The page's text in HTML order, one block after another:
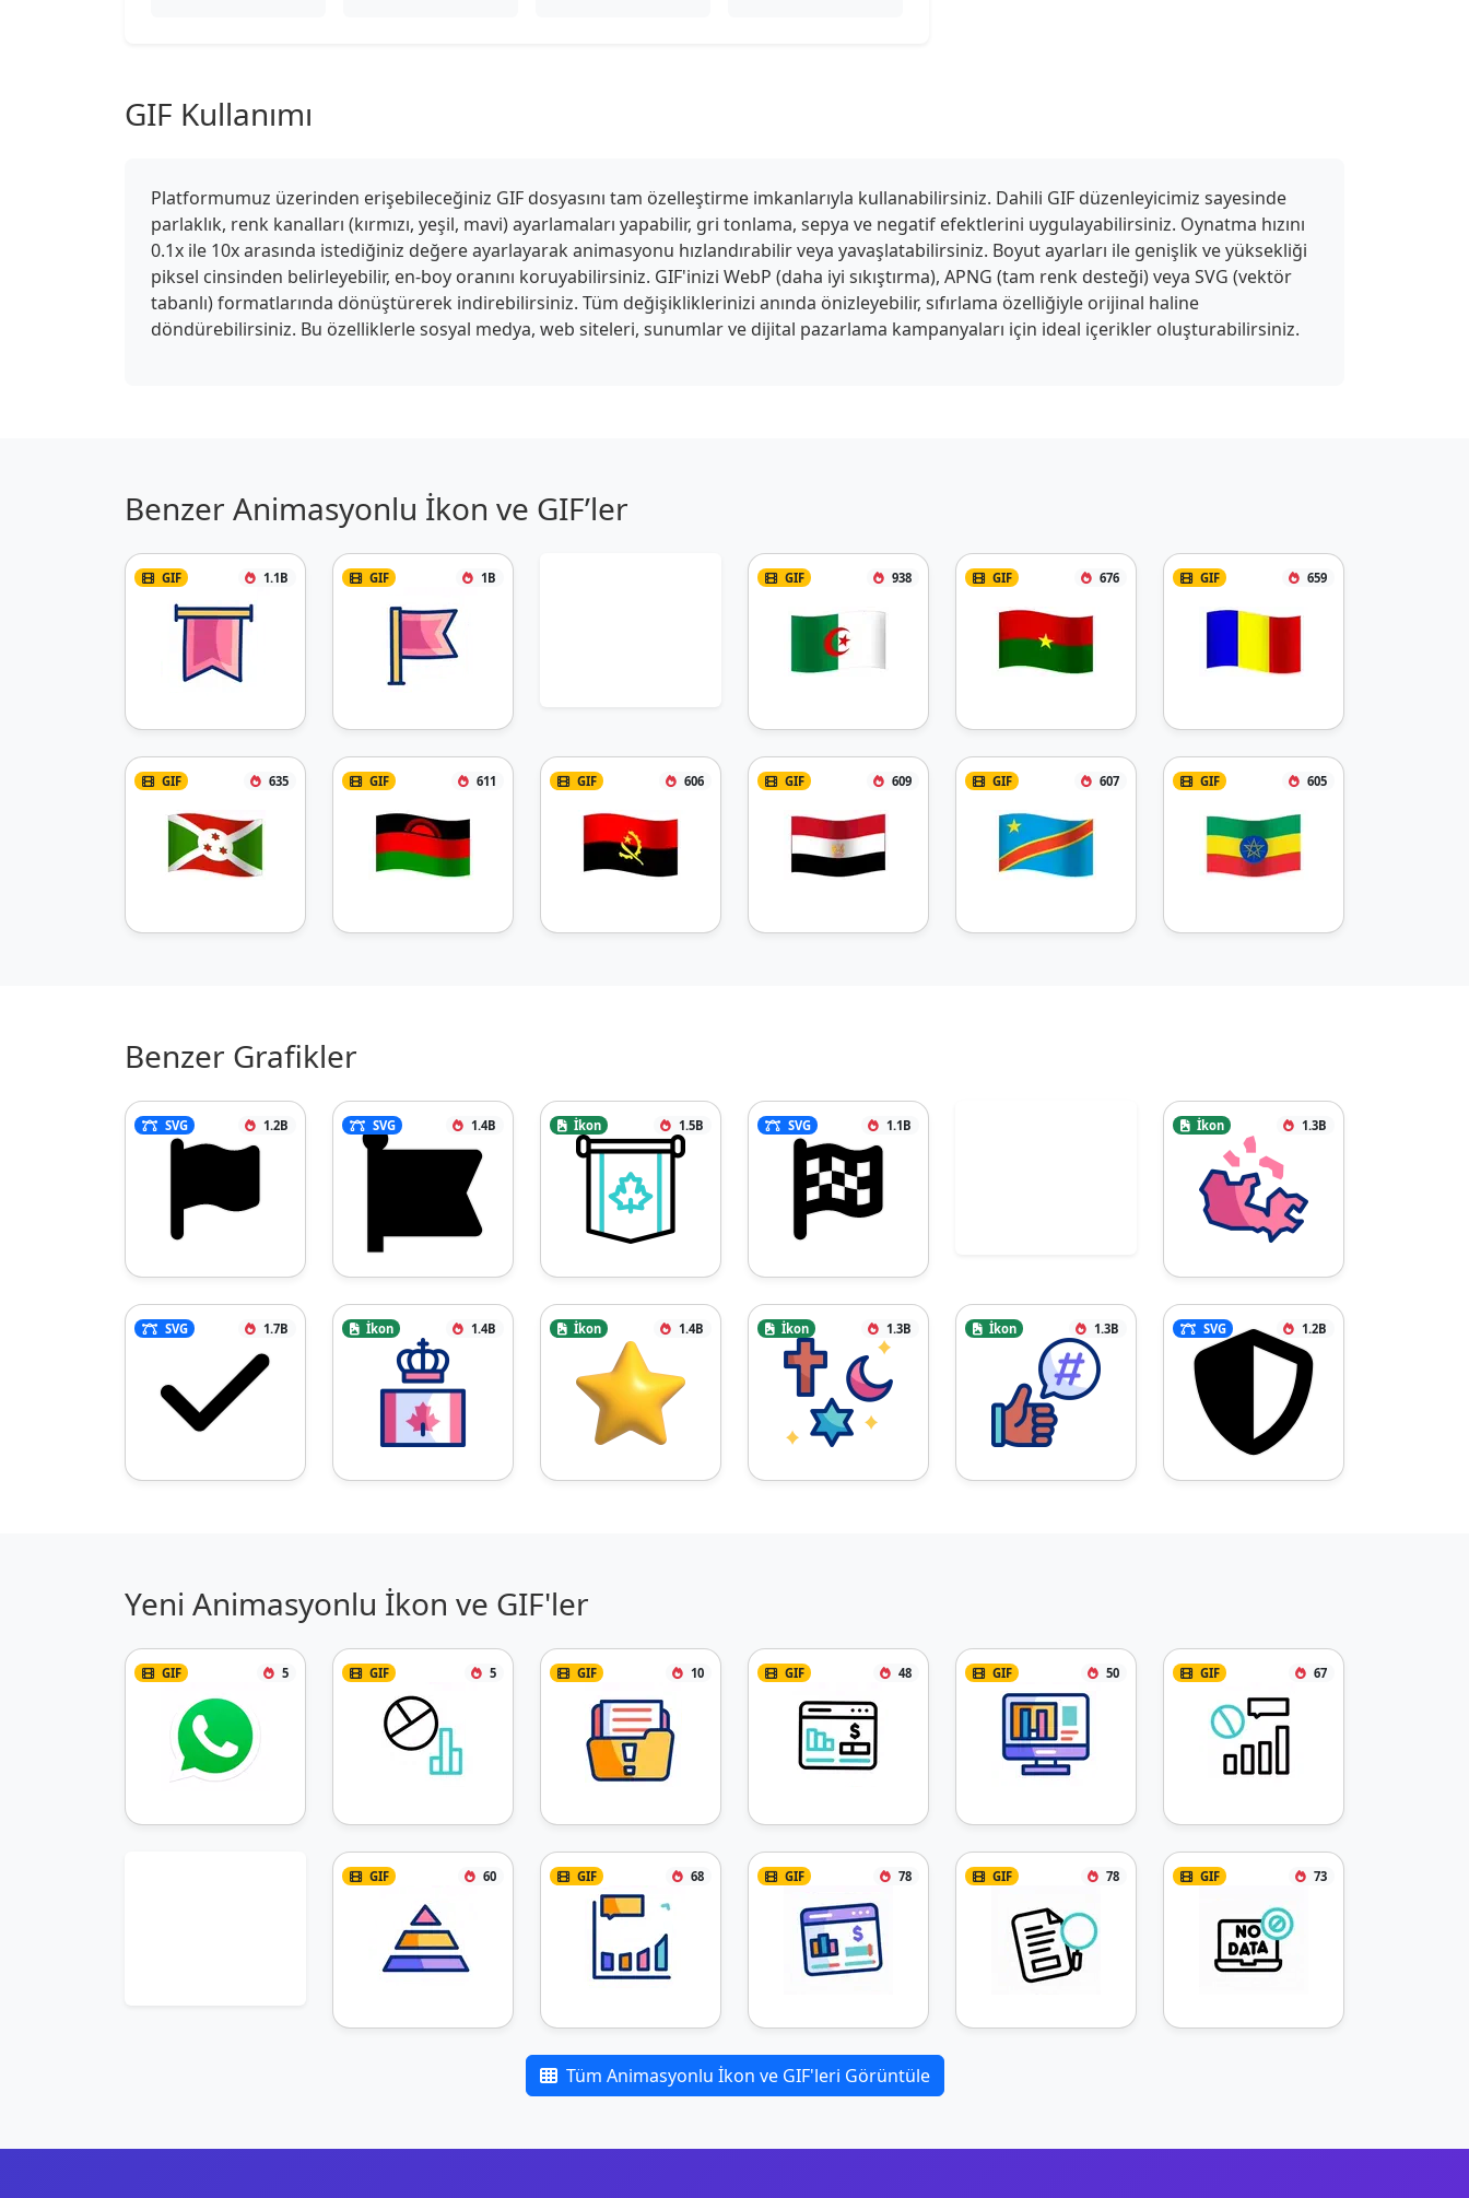
GIF Kullanımı
Platformumuz üzerinden erişebileceğiniz GIF dosyasını tam özelleştirme imkanlarıyla kullanabilirsiniz. Dahili GIF düzenleyicimiz sayesinde
parlaklık, renk kanalları (kırmızı, yeşil, mavi) ayarlamaları yapabilir, gri tonlama, sepya ve negatif efektlerini uygulayabilirsiniz. Oynatma hızını
0.1x ile 10x arasında istediğiniz değere ayarlayarak animasyonu hızlandırabilir veya yavaşlatabilirsiniz. Boyut ayarları ile genişlik ve yüksekliği
piksel cinsinden belirleyebilir, en-boy oranını koruyabilirsiniz. GIF'inizi WebP (daha iyi sıkıştırma), APNG (tam renk desteği) veya SVG (vektör
tabanlı) formatlarında dönüştürerek indirebilirsiniz. Tüm değişikliklerinizi anında önizleyebilir, sıfırlama özelliğiyle orijinal haline
döndürebilirsiniz. Bu özelliklerle sosyal medya, web siteleri, sunumlar ve dijital pazarlama kampanyaları için ideal içerikler oluşturabilirsiniz.
Benzer Animasyonlu İkon ve GIF’ler
GIF 1.1B GIF 1B GIF 938 GIF 676 GIF 659
GIF 635 GIF 611 GIF 606 GIF 609 GIF 607 GIF 605
Benzer Grafikler
SVG 1.2B SVG 1.4B İkon 1.5B SVG 1.1B İkon 1.3B
SVG 1.7B İkon 1.4B İkon 1.4B İkon 1.3B İkon 1.3B SVG 1.2B
Yeni Animasyonlu İkon ve GIF'ler
GIF 5 GIF 5 GIF 10 GIF 48 GIF 50 GIF 67
GIF 60 GIF 68 GIF 78 GIF 78 GIF 73
Tüm Animasyonlu İkon ve GIF'leri Görüntüle